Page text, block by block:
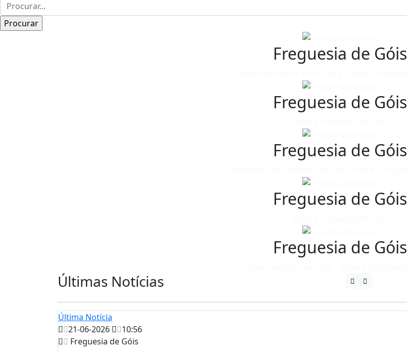
Freguesia de Góis
Freguesia de Góis
Freguesia de Góis
Freguesia de Góis
Freguesia de Góis
Últimas Notícias
Última Notícia
21-06-2026
10:56
Freguesia de Góis